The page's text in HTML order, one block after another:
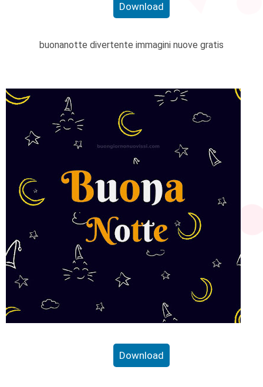
Download
buonanotte divertente immagini nuove gratis
Download